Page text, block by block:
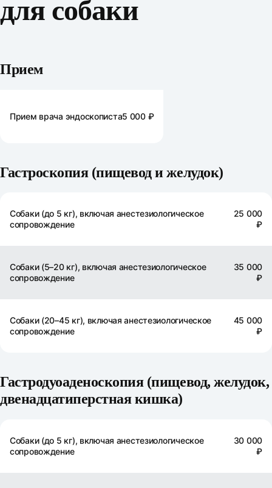
для собаки
Прием
Прием врача эндоскописта5 000 ₽
Гастроскопия (пищевод и желудок)
Собаки (до 5 кг), включая анестезиологическое
сопровождение
25 000
₽
Собаки (5–20 кг), включая анестезиологическое
сопровождение
35 000
₽
Собаки (20–45 кг), включая анестезиологическое
сопровождение
45 000
₽
Гастродуоаденоскопия (пищевод, желудок,
двенадцатиперстная кишка)
Собаки (до 5 кг), включая анестезиологическое
сопровождение
30 000
₽